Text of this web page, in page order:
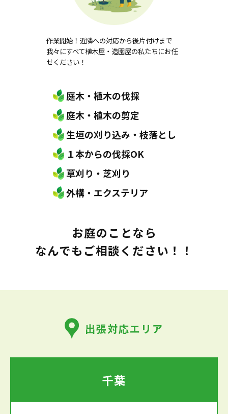
作業開始！近隣への対応から後片付けまで
我々にすべて植木屋・造園屋の私たちにお任
せください！
庭木・植木の伐採
庭木・植木の剪定
生垣の刈り込み・枝落とし
１本からの伐採OK
草刈り・芝刈り
外構・エクステリア
お庭のことなら
なんでもご相談ください！！
出張対応エリア
千葉